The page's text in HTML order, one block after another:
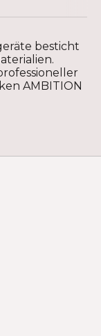
besticht
AMBITION